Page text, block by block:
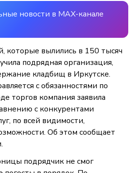
новости в MAX-канале
которые вылились в 150 тысяч
подрядная организация,
кладбищ в Иркутске.
с обязанностями по
торгов компания заявила
с конкурентами
по всей видимости,
Об этом сообщает
подрядчик не смог